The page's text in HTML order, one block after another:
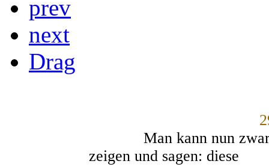
prev
next
Drag
Man kann nun zwar
zeigen und sagen: diese